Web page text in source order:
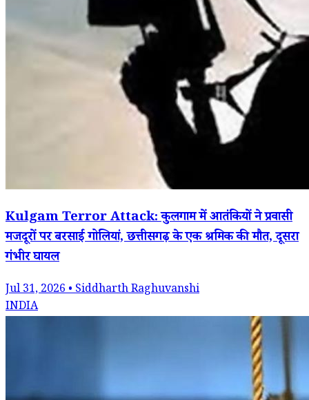
Kulgam Terror Attack: कुलगाम में आतंकियों ने प्रवासी
मजदूरों पर बरसाईं गोलियां, छत्तीसगढ़ के एक श्रमिक की मौत, दूसरा
गंभीर घायल
Jul 31, 2026 • Siddharth Raghuvanshi
INDIA